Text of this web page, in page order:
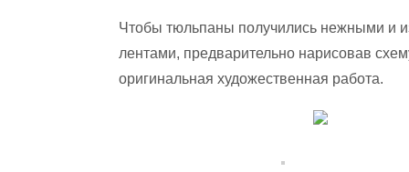
Чтобы тюльпаны получились нежными и
лентами, предварительно нарисовав
оригинальная художественная работа.